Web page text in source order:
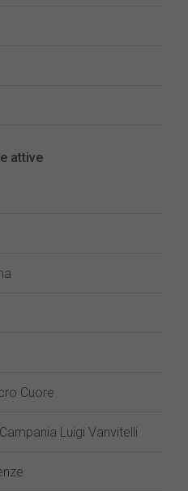
attive
Cuore
Luigi Vanvitelli